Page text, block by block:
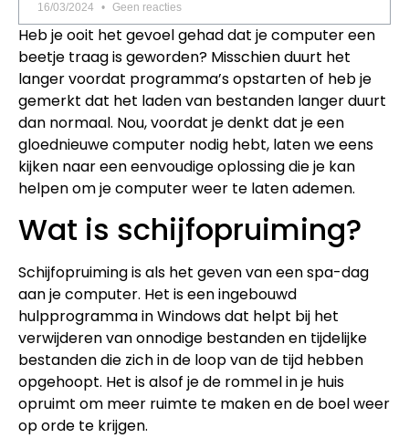
16/03/2024 Geen reacties
Heb je ooit het gevoel gehad dat je computer een
beetje traag is geworden? Misschien duurt het
langer voordat programma’s opstarten of heb je
gemerkt dat het laden van bestanden langer duurt
dan normaal. Nou, voordat je denkt dat je een
gloednieuwe computer nodig hebt, laten we eens
kijken naar een eenvoudige oplossing die je kan
helpen om je computer weer te laten ademen.
Wat is schijfopruiming?
Schijfopruiming is als het geven van een spa-dag
aan je computer. Het is een ingebouwd
hulpprogramma in Windows dat helpt bij het
verwijderen van onnodige bestanden en tijdelijke
bestanden die zich in de loop van de tijd hebben
opgehoopt. Het is alsof je de rommel in je huis
opruimt om meer ruimte te maken en de boel weer
op orde te krijgen.